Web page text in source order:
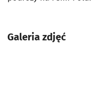
Galeria zdjęć